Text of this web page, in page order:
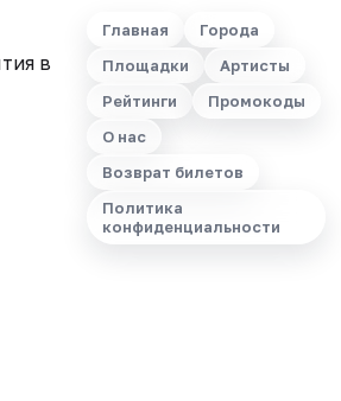
в
Главная
Города
Площадки
Артисты
Рейтинги
Промокоды
О нас
Возврат билетов
Политика
конфиденциальности